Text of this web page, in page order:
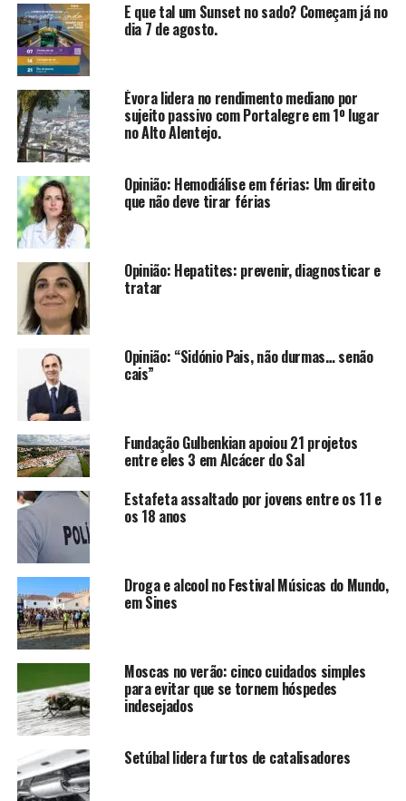
E que tal um Sunset no sado? Começam já no
dia 7 de agosto.
Évora lidera no rendimento mediano por
sujeito passivo com Portalegre em 1º lugar
no Alto Alentejo.
Opinião: Hemodiálise em férias: Um direito
que não deve tirar férias
Opinião: Hepatites: prevenir, diagnosticar e
tratar
Opinião: “Sidónio Pais, não durmas… senão
cais”
Fundação Gulbenkian apoiou 21 projetos
entre eles 3 em Alcácer do Sal
Estafeta assaltado por jovens entre os 11 e
os 18 anos
Droga e alcool no Festival Músicas do Mundo,
em Sines
Moscas no verão: cinco cuidados simples
para evitar que se tornem hóspedes
indesejados
Setúbal lidera furtos de catalisadores